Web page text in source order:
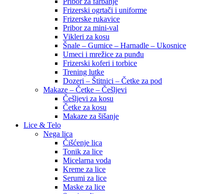
Frizerski ogrtači i uniforme
Frizerske rukavice
Pribor za mini-val
Vikleri za kosu
Šnale – Gumice – Harnadle – Ukosnice
Umeci i mrežice za punđu
Frizerski koferi i torbice
Trening lutke
Dozeri – Štitnici – Četke za pod
Makaze – Četke – Češljevi
Češljevi za kosu
Četke za kosu
Makaze za šišanje
Lice & Telo
Nega lica
Čišćenje lica
Tonik za lice
Micelarna voda
Kreme za lice
Serumi za lice
Maske za lice